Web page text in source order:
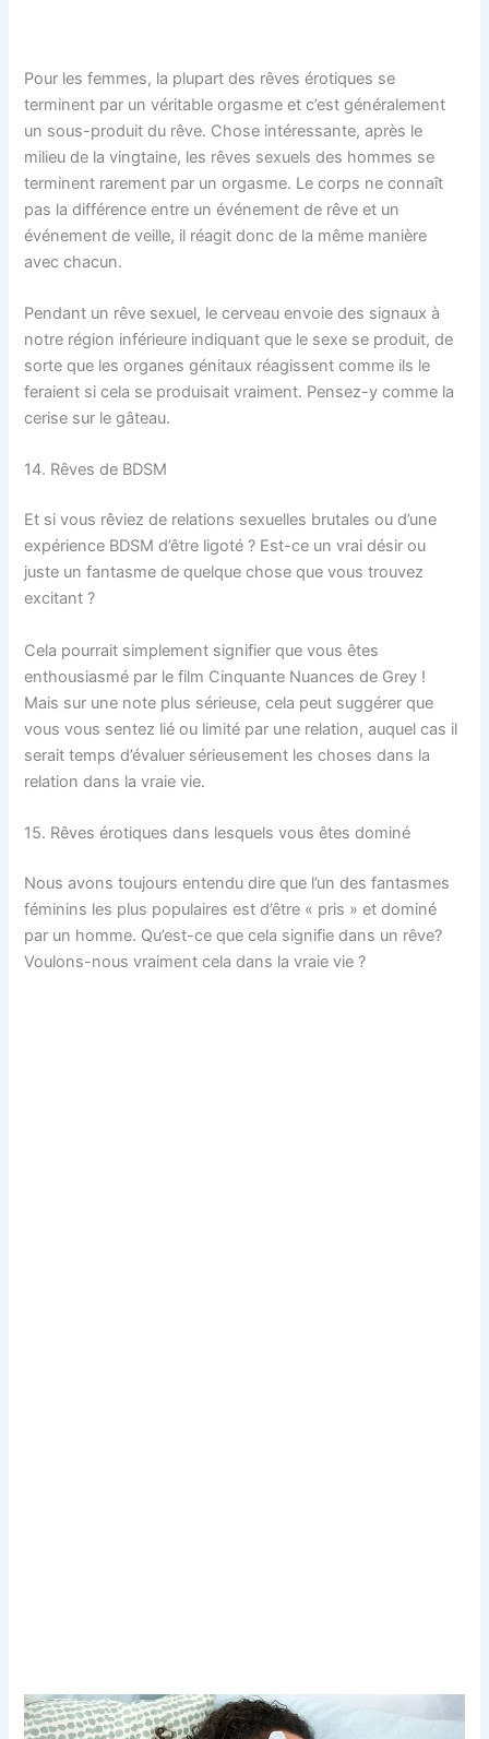
Pour les femmes, la plupart des rêves érotiques se
terminent par un véritable orgasme et c’est généralement
un sous-produit du rêve. Chose intéressante, après le
milieu de la vingtaine, les rêves sexuels des hommes se
terminent rarement par un orgasme. Le corps ne connaît
pas la différence entre un événement de rêve et un
événement de veille, il réagit donc de la même manière
avec chacun.
Pendant un rêve sexuel, le cerveau envoie des signaux à
notre région inférieure indiquant que le sexe se produit, de
sorte que les organes génitaux réagissent comme ils le
feraient si cela se produisait vraiment. Pensez-y comme la
cerise sur le gâteau.
14. Rêves de BDSM
Et si vous rêviez de relations sexuelles brutales ou d’une
expérience BDSM d’être ligoté ? Est-ce un vrai désir ou
juste un fantasme de quelque chose que vous trouvez
excitant ?
Cela pourrait simplement signifier que vous êtes
enthousiasmé par le film Cinquante Nuances de Grey !
Mais sur une note plus sérieuse, cela peut suggérer que
vous vous sentez lié ou limité par une relation, auquel cas il
serait temps d’évaluer sérieusement les choses dans la
relation dans la vraie vie.
15. Rêves érotiques dans lesquels vous êtes dominé
Nous avons toujours entendu dire que l’un des fantasmes
féminins les plus populaires est d’être « pris » et dominé
par un homme. Qu’est-ce que cela signifie dans un rêve?
Voulons-nous vraiment cela dans la vraie vie ?